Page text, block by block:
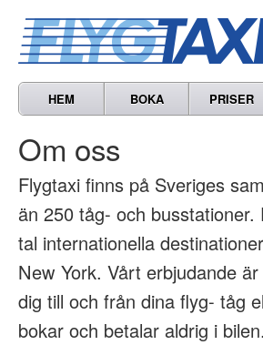
HEM BOKA PRISER
Om oss
Flygtaxi finns på Sveriges
än 250 tåg- och
tal internationella
New York. Vårt erbjudande
dig till och från dina flyg- tåg
bokar och betalar aldrig i bilen.